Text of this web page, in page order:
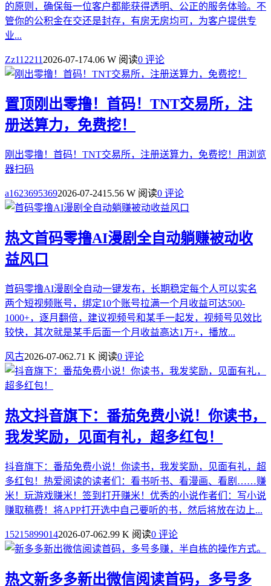
的原则，确保每一位客户都能获得透明、公正的服务体验。不
管你的公积金在交还是封存，有房无房均可，为客户提供专
业...
Zz112211 2026-07-174.06 W 阅读0 评论
置顶刚出零撸！首码！TNT交易所，注
册送算力，免费挖！
刚出零撸！首码！TNT交易所，注册送算力，免费挖！用浏览
器扫码
a16236953692026-07-2415.56 W 阅读0 评论
热文首码零撸AI漫剧全自动躺赚被动收
益风口
首码零撸AI漫剧全自动一键发布，长期稳定每个人可以实名
两个短视频账号，绑定10个账号拉满一个月收益可达500-
1000+，逐月翻倍，建议视频号和某手一起发，视频号见效比
较快，其次就是某手后面一个月收益高达1万+，播放...
风古2026-07-062.71 K 阅读0 评论
热文抖音旗下：番茄免费小说！你读书，
我发奖励，见面有礼，超多红包！
抖音旗下：番茄免费小说！你读书，我发奖励，见面有礼，超
多红包！热爱阅读的读者们：看书听书、看漫画、看剧……赚
米！玩游戏赚米！签到打开赚米！优秀的小说作者们：写小说
赚取稿费！将APP打开选中自己要听的书，然后将放在边上...
152158990142026-07-062.99 K 阅读0 评论
热文新多多新出微信阅读首码，多号多